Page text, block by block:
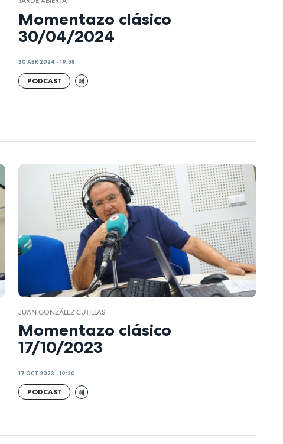
Momentazo clásico
30/04/2024
30 ABR 2024 - 19:58
PODCAST
JUAN GONZÁLEZ CUTILLAS
Momentazo clásico
17/10/2023
17 OCT 2023 - 19:20
PODCAST